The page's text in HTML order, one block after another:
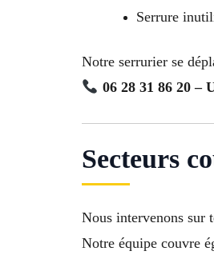
Serrure
Notre serrurier se
06 28 31 86 20 –
Secteurs
Nous intervenons sur
Notre équipe couvre